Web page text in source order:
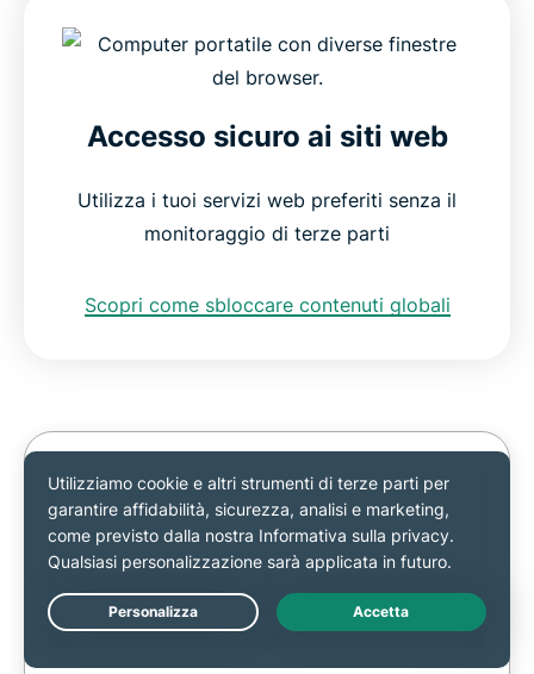
Accesso sicuro ai siti web
Utilizza i tuoi servizi web preferiti senza il
monitoraggio di terze parti
Scopri come sbloccare contenuti globali
ExpressVPN è un servizio che mette la
privacy e la sicurezza al primo posto e non
può essere utilizzato per eludere le
normative sul copyright. Non monitoriamo
né registriamo le tue attività quando utilizzi
il nostro servizio. L’utilizzo del servizio èLive Chat